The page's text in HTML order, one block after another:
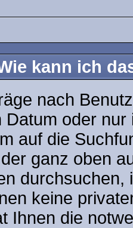
kann ich
nach
Datum oder
auf die
ganz oben
keine
Ihnen die